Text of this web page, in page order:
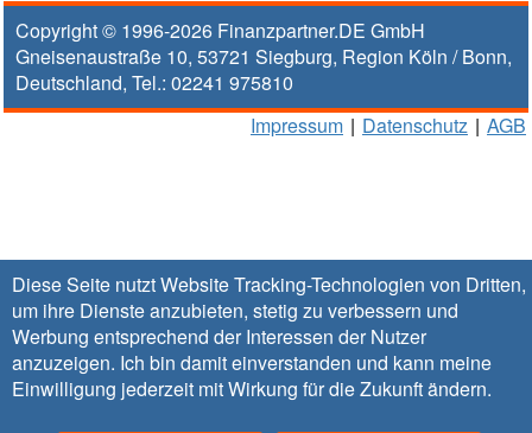
Diese Seite nutzt Website Tracking-Technologien von Dritten,
um ihre Dienste anzubieten, stetig zu verbessern und
Werbung entsprechend der Interessen der Nutzer
anzuzeigen. Ich bin damit einverstanden und kann meine
Einwilligung jederzeit mit Wirkung für die Zukunftändern.
Copyright © 1996-2026 Finanzpartner.DE GmbH
Gneisenaustraße 10, 53721 Siegburg, Region Köln / Bonn,
Deutschland, Tel.: 02241 975810
Impressum | Datenschutz | AGB